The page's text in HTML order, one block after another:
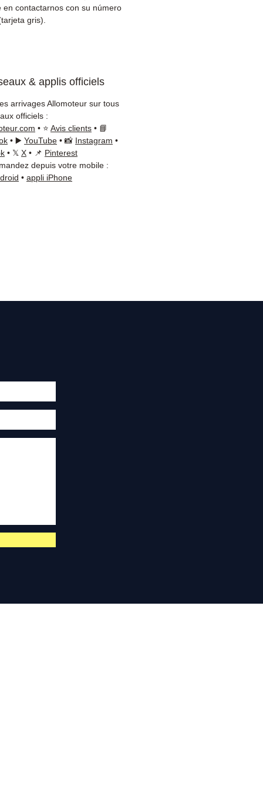
al cliente reactivo por
9h-18h.
en contactarnos con su número
gris).
& applis officiels
arrivages Allomoteur sur tous
officiels :
• ⭐ Avis clients • 📘
• ▶️ YouTube • 📸 Instagram •
• 𝕏 X • 📌 Pinterest
depuis votre mobile :
• appli iPhone